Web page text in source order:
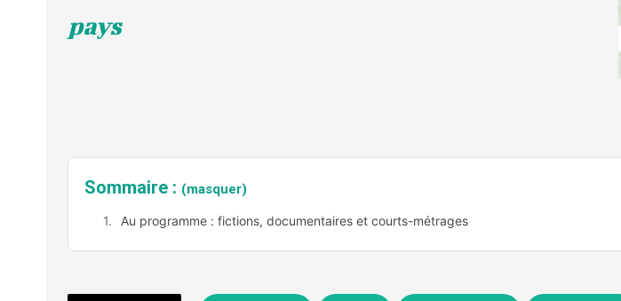
pays
Sommaire : (masquer)
Au programme : fictions, documentaires et courts-métrages